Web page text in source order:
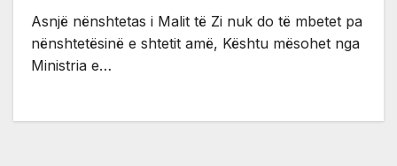
Asnjë nënshtetas i Malit të Zi nuk do të mbetet pa
nënshtetësinë e shtetit amë, Kështu mësohet nga
Ministria e…